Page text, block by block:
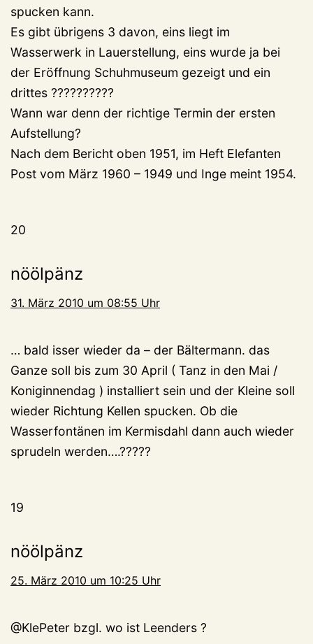
spucken kann.
Es gibt übrigens 3 davon, eins liegt im
Wasserwerk in Lauerstellung, eins wurde ja bei
der Eröffnung Schuhmuseum gezeigt und ein
drittes ??????????
Wann war denn der richtige Termin der ersten
Aufstellung?
Nach dem Bericht oben 1951, im Heft Elefanten
Post vom März 1960 – 1949 und Inge meint 1954.
20
nöölpänz
31. März 2010 um 08:55 Uhr
… bald isser wieder da – der Bältermann. das
Ganze soll bis zum 30 April ( Tanz in den Mai /
Koniginnendag ) installiert sein und der Kleine soll
wieder Richtung Kellen spucken. Ob die
Wasserfontänen im Kermisdahl dann auch wieder
sprudeln werden….?????
19
nöölpänz
25. März 2010 um 10:25 Uhr
@KlePeter bzgl. wo ist Leenders ?